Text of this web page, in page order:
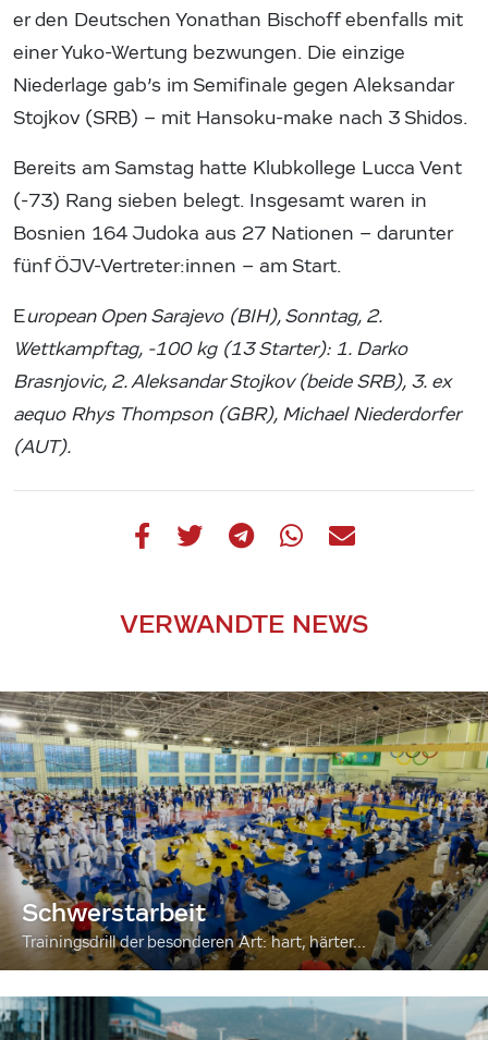
er den Deutschen Yonathan Bischoff ebenfalls mit
einer Yuko-Wertung bezwungen. Die einzige
Niederlage gab’s im Semifinale gegen Aleksandar
Stojkov (SRB) – mit Hansoku-make nach 3 Shidos.
Bereits am Samstag hatte Klubkollege Lucca Vent
(-73) Rang sieben belegt. Insgesamt waren in
Bosnien 164 Judoka aus 27 Nationen – darunter
fünf ÖJV-Vertreter:innen – am Start.
European Open Sarajevo (BIH), Sonntag, 2.
Wettkampftag, -100 kg (13 Starter): 1. Darko
Brasnjovic, 2. Aleksandar Stojkov (beide SRB), 3. ex
aequo Rhys Thompson (GBR), Michael Niederdorfer
(AUT).
VERWANDTE NEWS
Schwerstarbeit
Trainingsdrill der besonderen Art: hart, härter...